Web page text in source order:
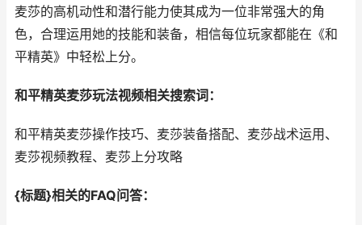
麦莎的高机动性和潜行能力使其成为一位非常强大的角
色，合理运用她的技能和装备，相信每位玩家都能在《和
平精英》中轻松上分。
和平精英麦莎玩法视频相关搜索词：
和平精英麦莎操作技巧、麦莎装备搭配、麦莎战术运用、
麦莎视频教程、麦莎上分攻略
{标题}相关的FAQ问答：